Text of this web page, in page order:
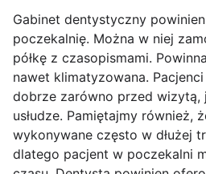
Gabinet dentystyczny
poczekalnię. Można w niej
półkę z czasopismami.
nawet klimatyzowana.
dobrze zarówno przed wizytą,
usłudze. Pamiętajmy również,
wykonywane często w dłużej
dlatego pacjent w poczekalni